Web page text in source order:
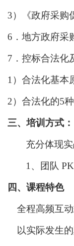
3）《政府采购
6．地方政府采
7．控标合法化
1）合法化基本
2）合法化的5种
三、培训方式：
充分体现
1、 团队
四、课程特色
全程高频互
以实际发生